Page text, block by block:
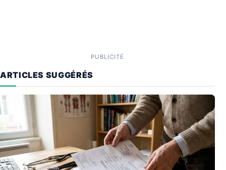
PUBLICITÉ
ARTICLES SUGGÉRÉS